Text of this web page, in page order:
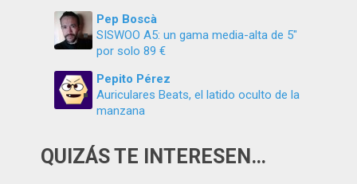
Pep Boscà
SISWOO A5: un gama media-alta de 5″
por solo 89 €
Pepito Pérez
Auriculares Beats, el latido oculto de la
manzana
QUIZÁS TE INTERESEN…